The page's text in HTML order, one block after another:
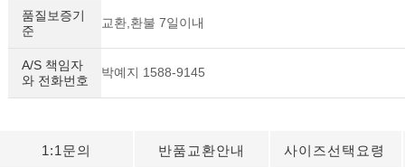
품질보증기
준
교환,환불 7일이내
A/S 책임자
와 전화번호
박예지 1588-9145
1:1문의 반품교환안내 사이즈선택요령